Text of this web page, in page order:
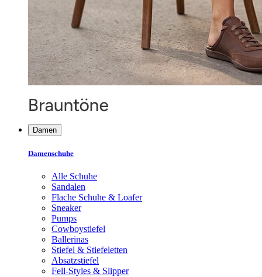
Damen
Damenschuhe
Alle Schuhe
Sandalen
Flache Schuhe & Loafer
Sneaker
Pumps
Cowboystiefel
Ballerinas
Stiefel & Stiefeletten
Absatzstiefel
Fell-Styles & Slipper